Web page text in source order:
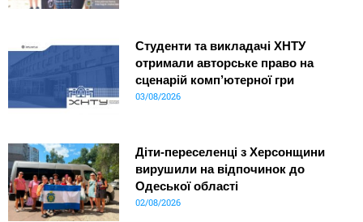
Студенти та викладачі ХНТУ
отримали авторське право на
сценарій комп’ютерної гри
03/08/2026
Діти-переселенці з Херсонщини
вирушили на відпочинок до
Одеської області
02/08/2026